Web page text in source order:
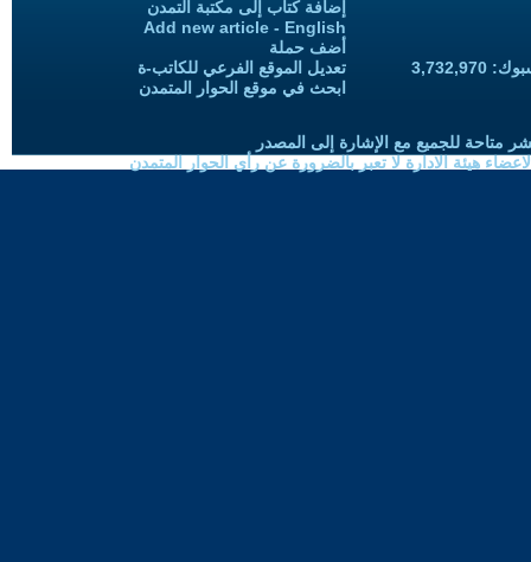
إضافة كتاب إلى مكتبة التمدن
Add new article - English
أضف حملة
تعديل الموقع الفرعي للكاتب-ة
ابحث في موقع الحوار المتمدن
متاحة للجميع مع الإشارة إلى المصدر
هيئة الادارة لا تعبر بالضرورة عن رأي الحوار المتمدن